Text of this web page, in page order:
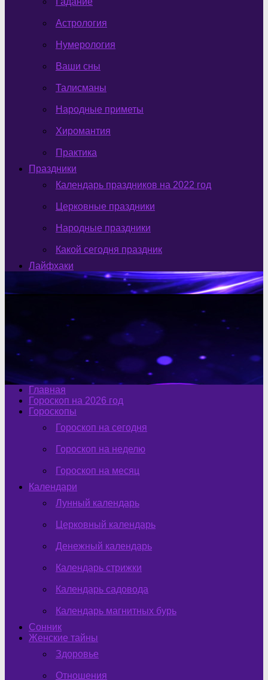
Астрология
Нумерология
Ваши сны
Талисманы
Народные приметы
Хиромантия
Практика
Праздники
Календарь праздников на 2022 год
Церковные праздники
Народные праздники
Какой сегодня праздник
Лайфхаки
Главная
Гороскоп на 2026 год
Гороскопы
Гороскоп на сегодня
Гороскоп на неделю
Гороскоп на месяц
Календари
Лунный календарь
Церковный календарь
Денежный календарь
Календарь стрижки
Календарь садовода
Календарь магнитных бурь
Сонник
Женские тайны
Здоровье
Отношения